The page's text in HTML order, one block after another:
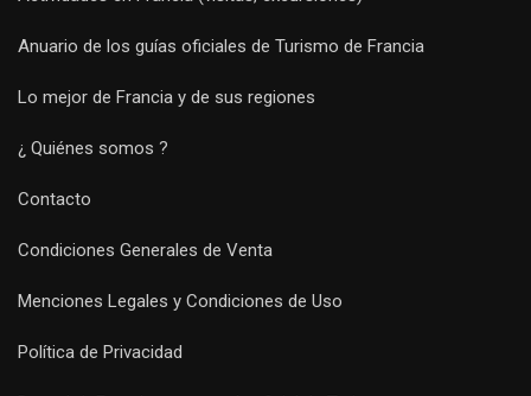
Anuario de los guías oficiales de Turismo de Francia
Lo mejor de Francia y de sus regiones
¿ Quiénes somos ?
Contacto
Condiciones Generales de Venta
Menciones Legales y Condiciones de Uso
Política de Privacidad